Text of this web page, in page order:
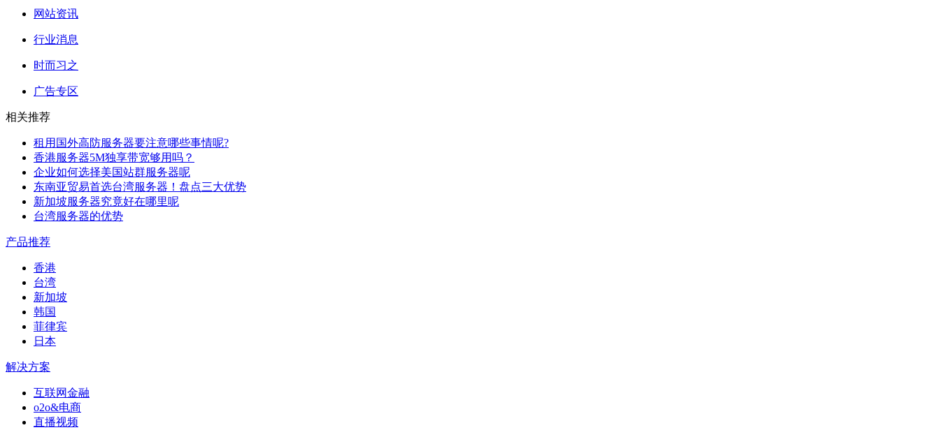
网站资讯
行业消息
时而习之
广告专区
相关推荐
租用国外高防服务器要注意哪些事情呢?
香港服务器5M独享带宽够用吗？
企业如何选择美国站群服务器呢
东南亚贸易首选台湾服务器！盘点三大优势
新加坡服务器究竟好在哪里呢
台湾服务器的优势
产品推荐
香港
台湾
新加坡
韩国
菲律宾
日本
解决方案
互联网金融
o2o&电商
直播视频